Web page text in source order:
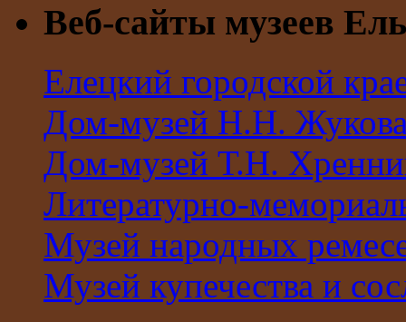
Веб-сайты музеев
Елецкий городской
Дом-музей Н.Н.
Дом-музей Т.Н.
Литературно-
Музей народных
Музей купечества и